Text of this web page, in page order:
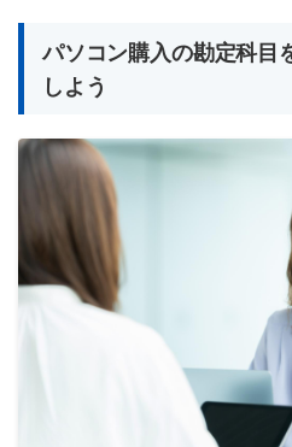
パソコン購入の勘定科目
しよう